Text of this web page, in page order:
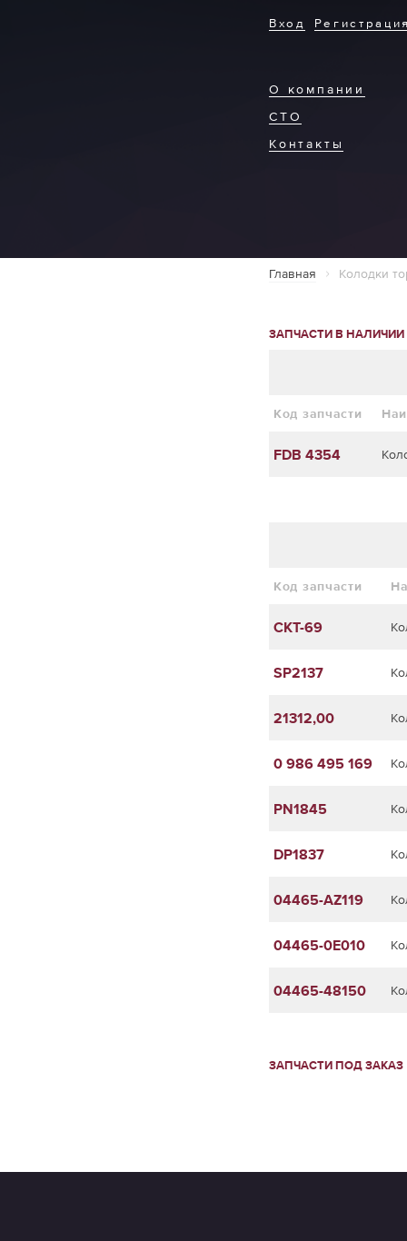
О компании
СТО
Контакты
Вход
Главная Колодки
ЗАПЧАСТИ В НАЛИЧИИ
Код запчасти
FDB 4354
Код запчасти
CKT-69
SP2137
21312,00
0 986 495 169
PN1845
DP1837
04465-AZ119
04465-0E010
04465-48150
ЗАПЧАСТИ ПОД ЗАКАЗ